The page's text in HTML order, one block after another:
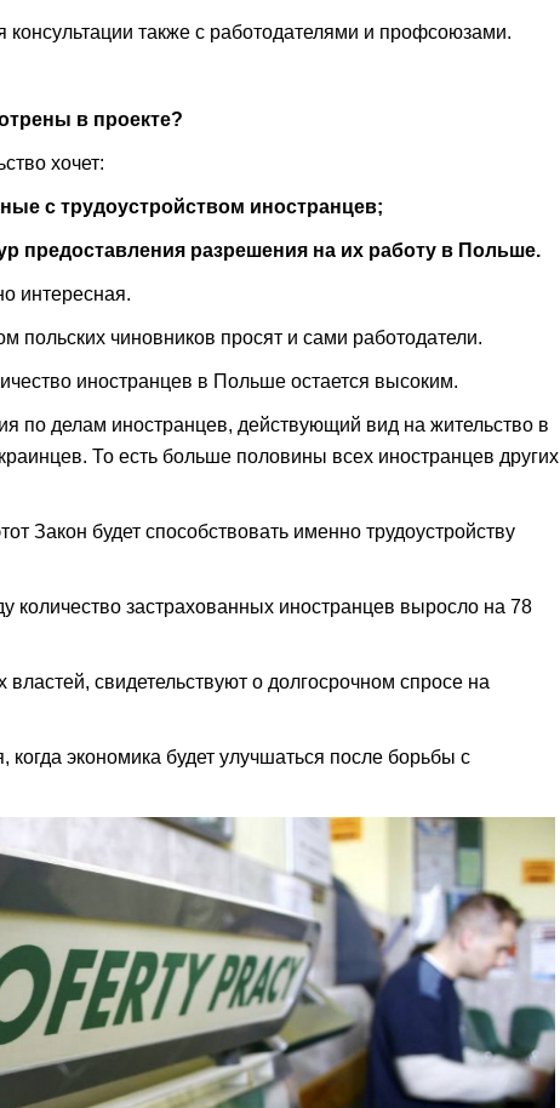
консультации также с работодателями и профсоюзами.
в проекте?
хочет:
с трудоустройством иностранцев;
предоставления разрешения на их работу в Польше.
интересная.
польских чиновников просят и сами работодатели.
иностранцев в Польше остается высоким.
по делам иностранцев, действующий вид на жительство в
То есть больше половины всех иностранцев других
Закон будет способствовать именно трудоустройству
количество застрахованных иностранцев выросло на 78
свидетельствуют о долгосрочном спросе на
экономика будет улучшаться после борьбы с